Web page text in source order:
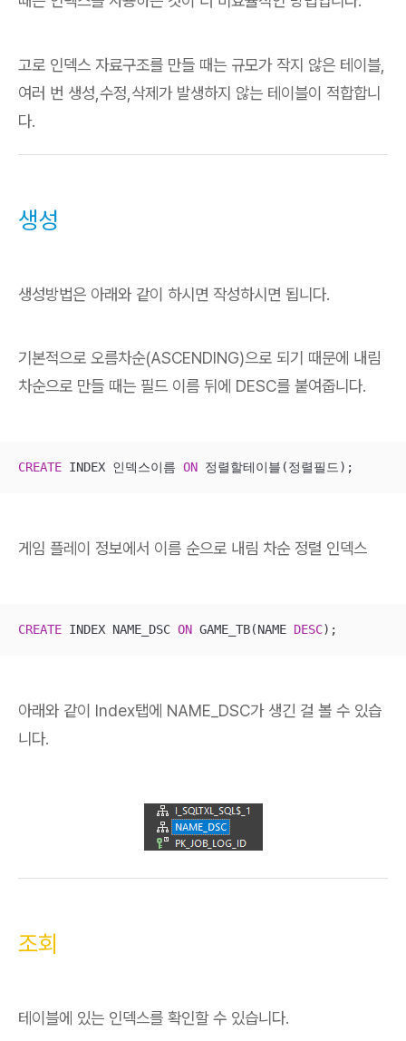
고로 인덱스 자료구조를 만들 때는 규모가 작지 않은 테이블,
여러 번 생성,수정,삭제가 발생하지 않는 테이블이 적합합니
다.
생성
생성방법은 아래와 같이 하시면 작성하시면 됩니다.
기본적으로 오름차순(ASCENDING)으로 되기 때문에 내림
차순으로 만들 때는 필드 이름 뒤에 DESC를 붙여줍니다.
CREATE INDEX 인덱스이름 ON 정렬할테이블(정렬필드);
게임 플레이 정보에서 이름 순으로 내림 차순 정렬 인덱스
CREATE INDEX NAME_DSC ON GAME_TB(NAME DESC);
아래와 같이 Index탭에 NAME_DSC가 생긴 걸 볼 수 있습
니다.
조회
테이블에 있는 인덱스를 확인할 수 있습니다.